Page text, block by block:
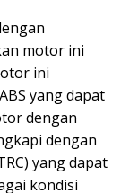
motor ini
ini
yang dapat
dengan
dengan
yang dapat
kondisi